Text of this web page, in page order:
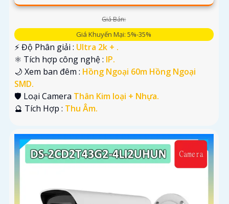
Giá Bán:
Giá Khuyến Mại: 5%-35%
️⚡ Độ Phân giải : Ultra 2k + .
⚛️ Tích hợp công nghệ : IP.
🌙 Xem ban đêm : Hồng Ngoại 60m Hồng Ngoại
SMD.
🛡 Loại Camera Thân Kim loại + Nhựa.
️🔮 Tích Hợp : Thu Âm.